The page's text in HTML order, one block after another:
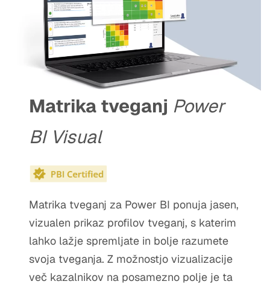
Matrika tveganj Power
BI Visual
Matrika tveganj za Power BI ponuja jasen,
vizualen prikaz profilov tveganj, s katerim
lahko lažje spremljate in bolje razumete
svoja tveganja. Z možnostjo vizualizacije
več kazalnikov na posamezno polje je ta